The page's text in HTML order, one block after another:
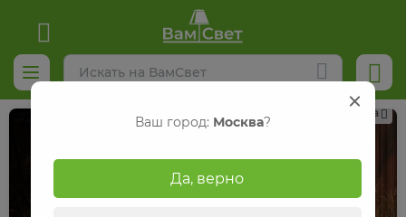
Реклама
Ваш город: Москва?
Да, верно